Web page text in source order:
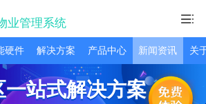
业管理系统
硬件 解决方案 产品中心 新闻资讯 关
一站式解决方案